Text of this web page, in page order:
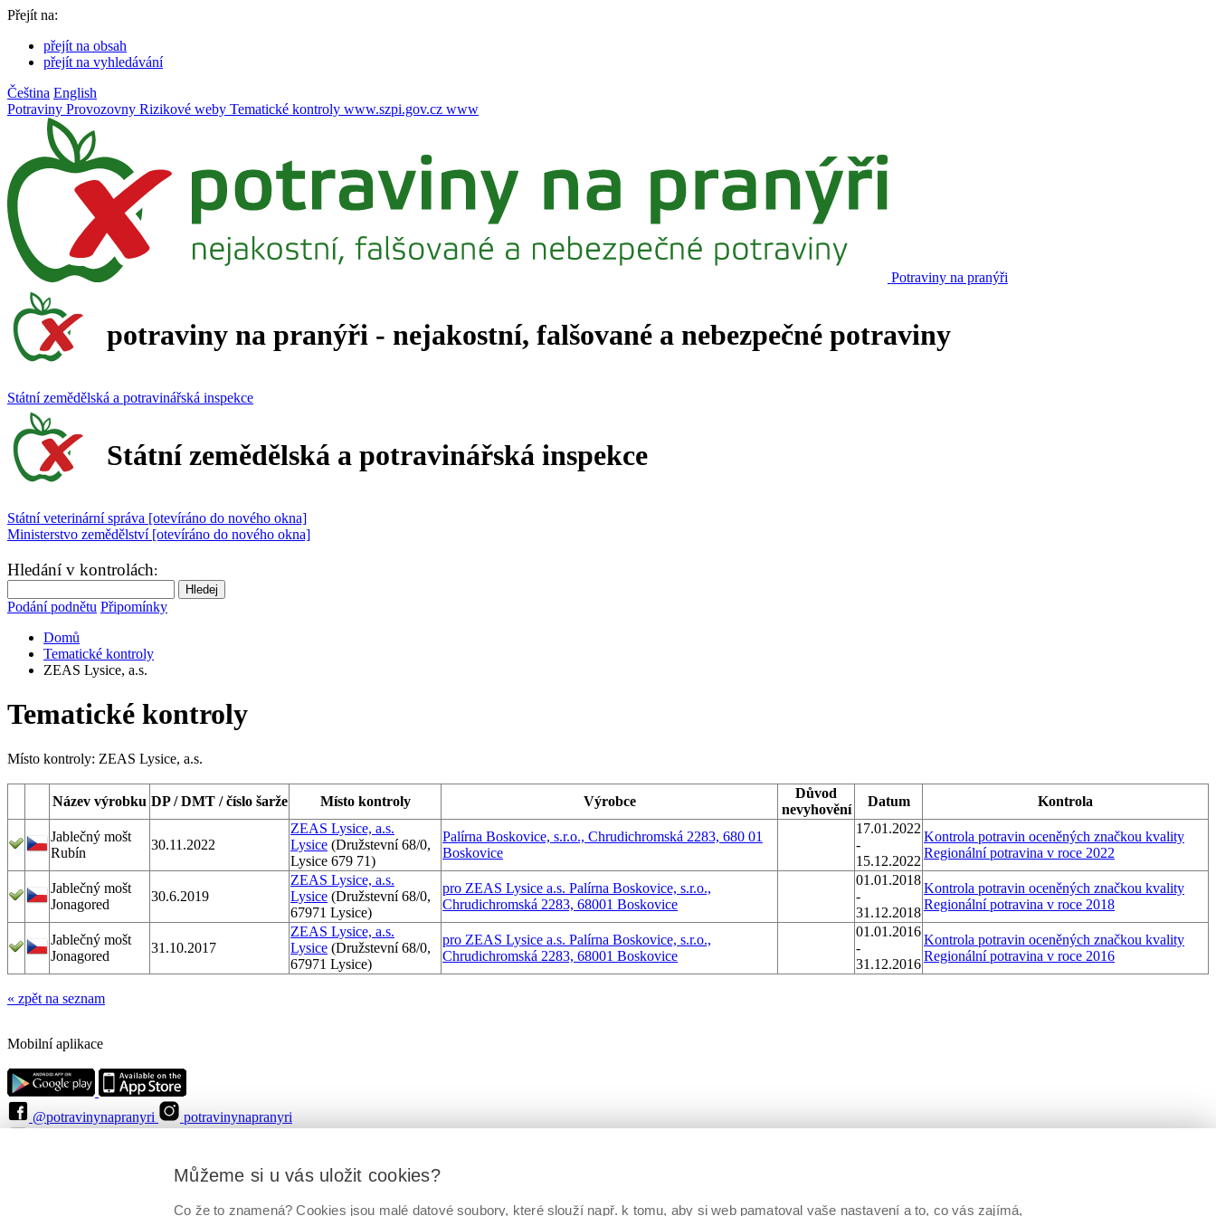
Přejít na:
přejít na obsah
přejít na vyhledávání
Čeština English
Potraviny Provozovny Rizikové weby Tematické kontroly www.szpi.gov.cz www
Potraviny na pranýři
potraviny na pranýři - nejakostní, falšované a nebezpečné potraviny
Státní zemědělská a potravinářská inspekce
Státní zemědělská a potravinářská inspekce
Státní veterinární správa [otevíráno do nového okna]
Ministerstvo zemědělství [otevíráno do nového okna]
Hledání v kontrolách:
Podání podnětu Připomínky
Domů
Tematické kontroly
ZEAS Lysice, a.s.
Tematické kontroly
Místo kontroly: ZEAS Lysice, a.s.
Název výrobku DP / DMT / číslo šarže Místo kontroly Výrobce
Důvod
nevyhovění
Datum Kontrola
Jablečný mošt
Rubín
30.11.2022
ZEAS Lysice, a.s.
Lysice (Družstevní 68/0,
Lysice 679 71)
Palírna Boskovice, s.r.o., Chrudichromská 2283, 680 01
Boskovice
17.01.2022
-
15.12.2022
Kontrola potravin oceněných značkou kvality
Regionální potravina v roce 2022
Jablečný mošt
Jonagored
30.6.2019
ZEAS Lysice, a.s.
Lysice (Družstevní 68/0,
67971 Lysice)
pro ZEAS Lysice a.s. Palírna Boskovice, s.r.o.,
Chrudichromská 2283, 68001 Boskovice
01.01.2018
-
31.12.2018
Kontrola potravin oceněných značkou kvality
Regionální potravina v roce 2018
Jablečný mošt
Jonagored
31.10.2017
ZEAS Lysice, a.s.
Lysice (Družstevní 68/0,
67971 Lysice)
pro ZEAS Lysice a.s. Palírna Boskovice, s.r.o.,
Chrudichromská 2283, 68001 Boskovice
01.01.2016
-
31.12.2016
Kontrola potravin oceněných značkou kvality
Regionální potravina v roce 2016
« zpět na seznam
Mobilní aplikace
@potravinynapranyri
potravinynapranyri
epodatelna
szpi.gov.cz
IČO: 75014149, DIČ: CZ75014149
Můžeme si u vás uložit cookies?
Co že to znamená? Cookies jsou malé datové soubory, které slouží např. k tomu, aby si web pamatoval vaše nastavení a to, co vás zajímá,